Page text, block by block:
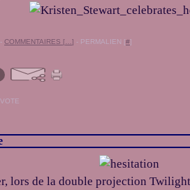
COMMENTAIRES [ ] - PERMALIEN [#]
lors de la double projection